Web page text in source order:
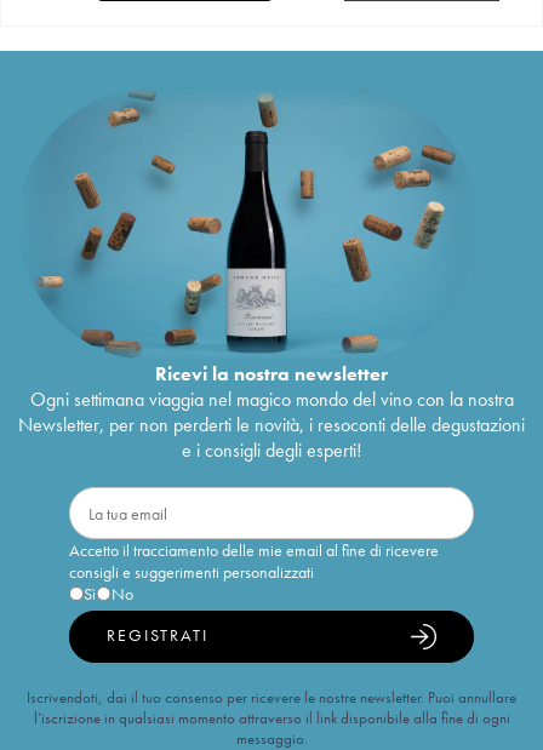
Ricevi la nostra newsletter
Ogni settimana viaggia nel magico mondo del vino con la nostra
Newsletter, per non perderti le novità, i resoconti delle degustazioni
e i consigli degli esperti!
Accetto il tracciamento delle mie email al fine di ricevere
consigli e suggerimenti personalizzati
Sì
No
REGISTRATI
Iscrivendoti, dai il tuo consenso per ricevere le nostre newsletter. Puoi annullare
l’iscrizione in qualsiasi momento attraverso il link disponibile alla fine di ogni
messaggio.